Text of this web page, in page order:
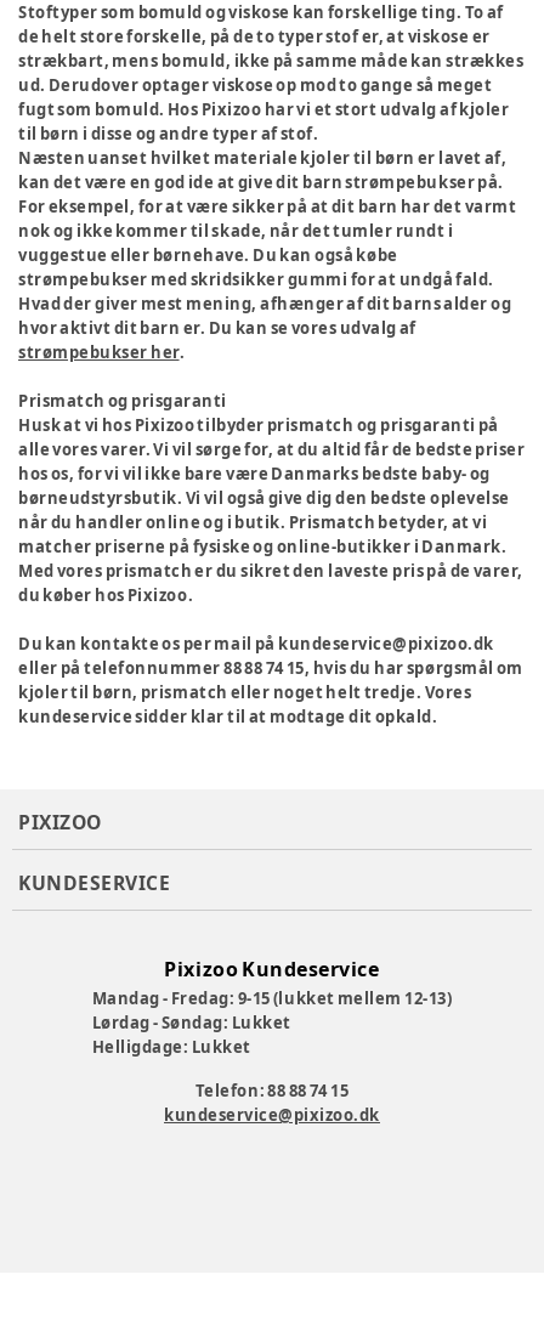
Stoftyper som bomuld og viskose kan forskellige ting. To af
de helt store forskelle, på de to typer stof er, at viskose er
strækbart, mens bomuld, ikke på samme måde kan strækkes
ud. Derudover optager viskose op mod to gange så meget
fugt som bomuld. Hos Pixizoo har vi et stort udvalg af kjoler
til børn i disse og andre typer af stof.
Næsten uanset hvilket materiale kjoler til børn er lavet af,
kan det være en god ide at give dit barn strømpebukser på.
For eksempel, for at være sikker på at dit barn har det varmt
nok og ikke kommer til skade, når det tumler rundt i
vuggestue eller børnehave. Du kan også købe
strømpebukser med skridsikker gummi for at undgå fald.
Hvad der giver mest mening, afhænger af dit barns alder og
hvor aktivt dit barn er. Du kan se vores udvalg af
strømpebukser her.
Prismatch og prisgaranti
Husk at vi hos Pixizoo tilbyder prismatch og prisgaranti på
alle vores varer. Vi vil sørge for, at du altid får de bedste priser
hos os, for vi vil ikke bare være Danmarks bedste baby- og
børneudstyrsbutik. Vi vil også give dig den bedste oplevelse
når du handler online og i butik. Prismatch betyder, at vi
matcher priserne på fysiske og online-butikker i Danmark.
Med vores prismatch er du sikret den laveste pris på de varer,
du køber hos Pixizoo.
Du kan kontakte os per mail på kundeservice@pixizoo.dk
eller på telefonnummer 88 88 74 15, hvis du har spørgsmål om
kjoler til børn, prismatch eller noget helt tredje. Vores
kundeservice sidder klar til at modtage dit opkald.
PIXIZOO
KUNDESERVICE
Pixizoo Kundeservice
Mandag - Fredag: 9-15 (lukket mellem 12-13)
Lørdag - Søndag: Lukket
Helligdage: Lukket
Telefon: 88 88 74 15
kundeservice@pixizoo.dk